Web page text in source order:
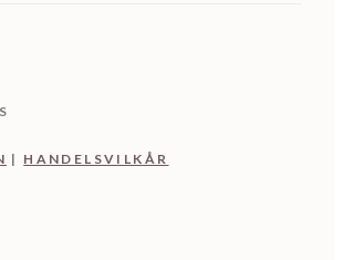
| HANDELSVILKÅR